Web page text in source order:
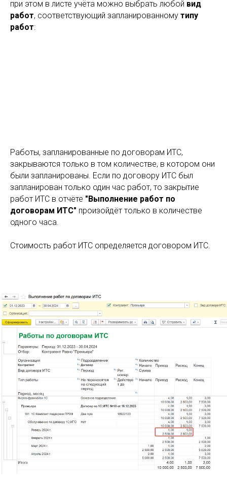
при этом в листе учёта можно выбрать любой вид
работ, соответствующий запланированному типу
работ:
Работы, запланированные по договорам ИТС,
закрываются только в том количестве, в котором они
были запланированы. Если по договору ИТС был
запланирован только один час работ, то закрытие
работ ИТС в отчёте "Выполнение работ по
договорам ИТС" произойдёт только в количестве
одного часа.
Стоимость работ ИТС определяется договором ИТС.